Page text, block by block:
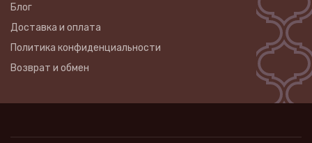
Блог
Доставка и оплата
Политика конфиденциальности
Возврат и обмен